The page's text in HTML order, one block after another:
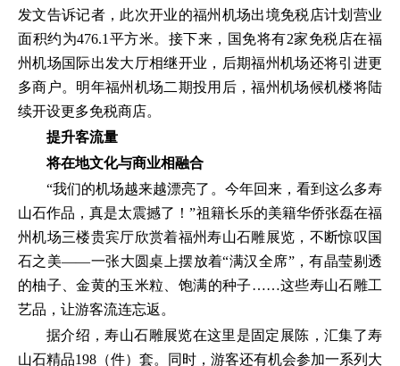
发文告诉记者，此次开业的福州机场出境免税店计划营业
面积约为476.1平方米。接下来，国免将有2家免税店在福
州机场国际出发大厅相继开业，后期福州机场还将引进更
多商户。明年福州机场二期投用后，福州机场候机楼将陆
续开设更多免税商店。
提升客流量
将在地文化与商业相融合
“我们的机场越来越漂亮了。今年回来，看到这么多寿
山石作品，真是太震撼了！”祖籍长乐的美籍华侨张磊在福
州机场三楼贵宾厅欣赏着福州寿山石雕展览，不断惊叹国
石之美——一张大圆桌上摆放着“满汉全席”，有晶莹剔透
的柚子、金黄的玉米粒、饱满的种子……这些寿山石雕工
艺品，让游客流连忘返。
据介绍，寿山石雕展览在这里是固定展陈，汇集了寿
山石精品198（件）套。同时，游客还有机会参加一系列大